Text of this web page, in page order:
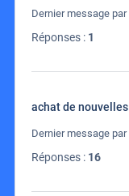
Dernier message par
Réponses : 1
achat de
Dernier message par
Réponses : 16